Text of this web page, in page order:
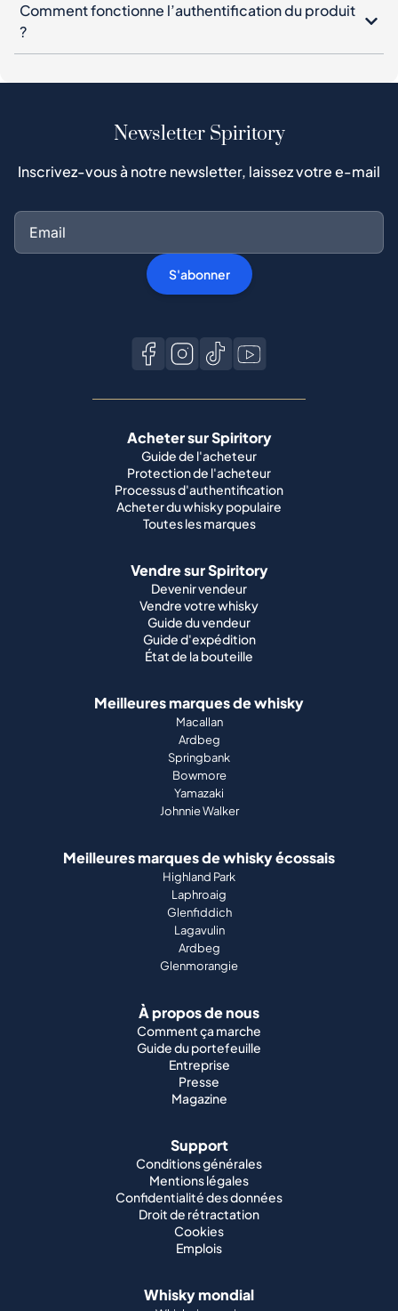
Comment fonctionne l’authentification du produit
?
Newsletter Spiritory
Inscrivez-vous à notre newsletter, laissez votre e-mail
S'abonner
Acheter sur Spiritory
Guide de l'acheteur
Protection de l'acheteur
Processus d'authentification
Acheter du whisky populaire
Toutes les marques
Vendre sur Spiritory
Devenir vendeur
Vendre votre whisky
Guide du vendeur
Guide d'expédition
État de la bouteille
Meilleures marques de whisky
Macallan
Ardbeg
Springbank
Bowmore
Yamazaki
Johnnie Walker
Meilleures marques de whisky écossais
Highland Park
Laphroaig
Glenfiddich
Lagavulin
Ardbeg
Glenmorangie
À propos de nous
Comment ça marche
Guide du portefeuille
Entreprise
Presse
Magazine
Support
Conditions générales
Mentions légales
Confidentialité des données
Droit de rétractation
Cookies
Emplois
Whisky mondial